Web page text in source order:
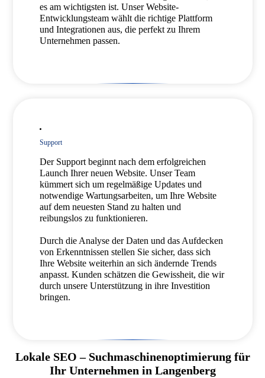
es am wichtigsten ist. Unser Website-
Entwicklungsteam wählt die richtige Plattform
und Integrationen aus, die perfekt zu Ihrem
Unternehmen passen.
Support
Der Support beginnt nach dem erfolgreichen
Launch Ihrer neuen Website. Unser Team
kümmert sich um regelmäßige Updates und
notwendige Wartungsarbeiten, um Ihre Website
auf dem neuesten Stand zu halten und
reibungslos zu funktionieren.
Durch die Analyse der Daten und das Aufdecken
von Erkenntnissen stellen Sie sicher, dass sich
Ihre Website weiterhin an sich ändernde Trends
anpasst. Kunden schätzen die Gewissheit, die wir
durch unsere Unterstützung in ihre Investition
bringen.
Lokale SEO – Suchmaschinenoptimierung für
Ihr Unternehmen in Langenberg